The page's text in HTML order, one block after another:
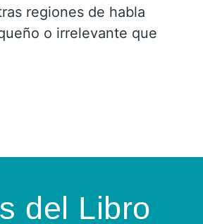
regiones de habla
o irrelevante que
del Libro